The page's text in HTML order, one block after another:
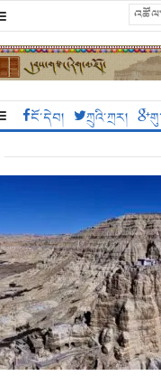
ངོ་དེབ། ཀྲུའི་ཀྲར།